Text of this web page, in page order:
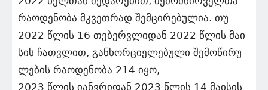
რაოდენობა მკვეთრად შემცირებულია. თუ
2022 წლის 16 თებერვლიდან 2022 წლის მაი
სის ჩათვლით, განხორციელებული შემოწირუ
ლების რაოდენობა 214 იყო,
2023 წლის იანვრიდან 2023 წლის 14 მაისის